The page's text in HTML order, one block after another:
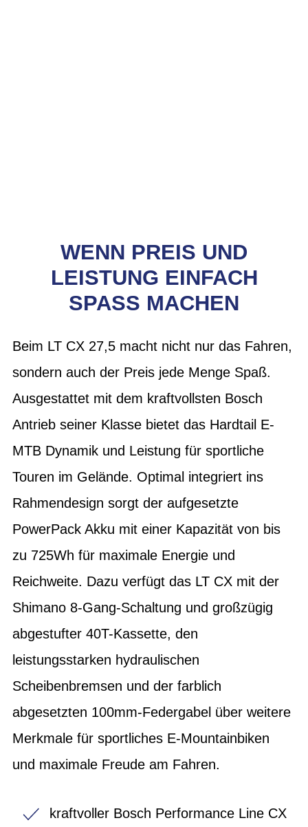
WENN PREIS UND
LEISTUNG EINFACH
SPASS MACHEN
Beim LT CX 27,5 macht nicht nur das Fahren,
sondern auch der Preis jede Menge Spaß.
Ausgestattet mit dem kraftvollsten Bosch
Antrieb seiner Klasse bietet das Hardtail E-
MTB Dynamik und Leistung für sportliche
Touren im Gelände. Optimal integriert ins
Rahmendesign sorgt der aufgesetzte
PowerPack Akku mit einer Kapazität von bis
zu 725Wh für maximale Energie und
Reichweite. Dazu verfügt das LT CX mit der
Shimano 8-Gang-Schaltung und großzügig
abgestufter 40T-Kassette, den
leistungsstarken hydraulischen
Scheibenbremsen und der farblich
abgesetzten 100mm-Federgabel über weitere
Merkmale für sportliches E-Mountainbiken
und maximale Freude am Fahren.
kraftvoller Bosch Performance Line CX